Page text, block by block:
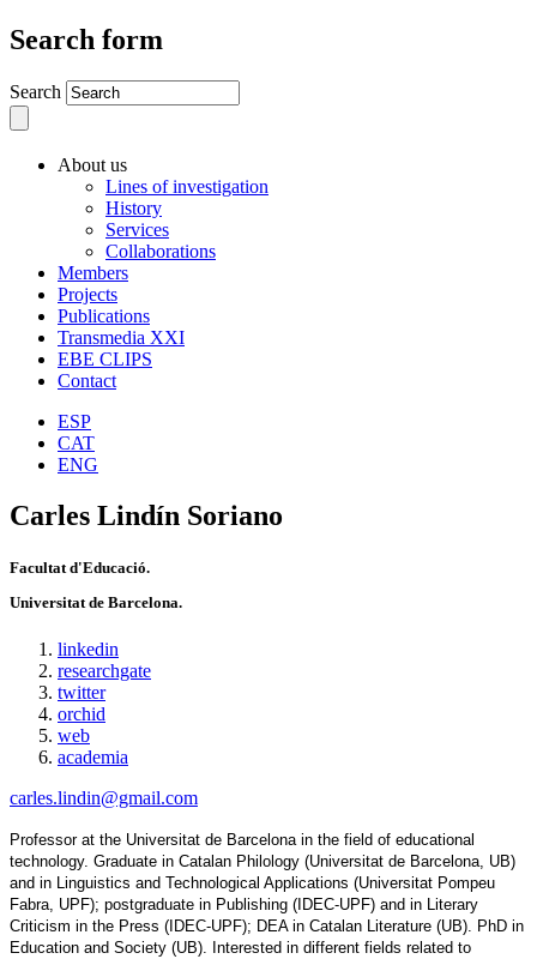
Search form
Search
About us
Lines of investigation
History
Services
Collaborations
Members
Projects
Publications
Transmedia XXI
EBE CLIPS
Contact
ESP
CAT
ENG
Carles Lindín Soriano
Facultat d'Educació.
Universitat de Barcelona.
linkedin
researchgate
twitter
orchid
web
academia
carles.lindin@gmail.com
Professor at the Universitat de Barcelona in the field of educational
technology. Graduate in Catalan Philology (Universitat de Barcelona, UB)
and in Linguistics and Technological Applications (Universitat Pompeu
Fabra, UPF); postgraduate in Publishing (IDEC-UPF) and in Literary
Criticism in the Press (IDEC-UPF); DEA in Catalan Literature (UB). PhD in
Education and Society (UB). Interested in different fields related to